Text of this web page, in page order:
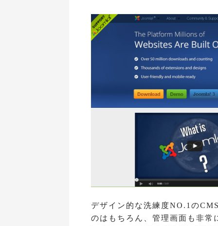
デザイン的な洗練度NO.1の
のはもちろん、管理画面も非常